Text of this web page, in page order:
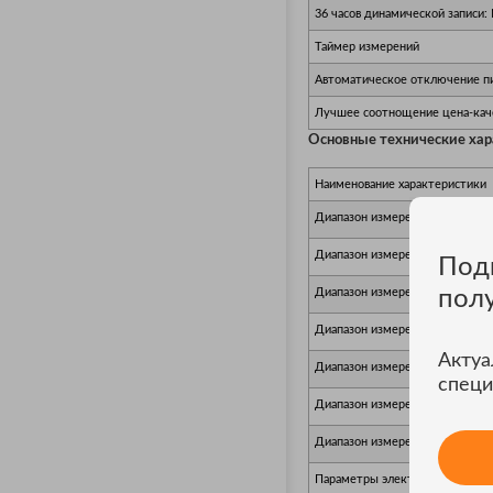
36 часов динамической
Таймер измерений
Автоматическое отключение
Лучшее соотнощение цена-
Основные технические
Наименование характеристики
Диапазон измерений
Диапазон измерений
Диапазон измерений силы
Диапазон измерений силы
Диапазон измерений
Диапазон измерений частоты,
Диапазон измерений
Параметры электрического